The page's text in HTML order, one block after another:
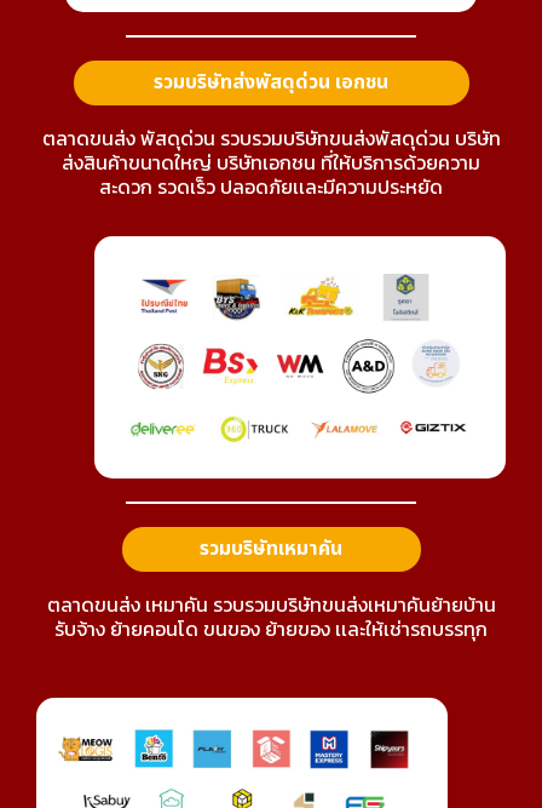
รวมบริษัทส่งพัสดุด่วน เอกชน
ตลาดขนส่ง พัสดุด่วน รวบรวมบริษัทขนส่งพัสดุด่วน บริษัท
ส่งสินค้าขนาดใหญ่ บริษัทเอกชน ที่ให้บริการด้วยความ
สะดวก รวดเร็ว ปลอดภัยเเละมีความประหยัด
รวมบริษัทเหมาคัน
ตลาดขนส่ง เหมาคัน รวบรวมบริษัทขนส่งเหมาคันย้ายบ้าน
รับจ้าง ย้ายคอนโด ขนของ ย้ายของ เเละให้เช่ารถบรรทุก